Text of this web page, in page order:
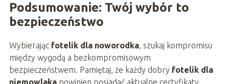
Podsumowanie: Twój wybór to
bezpieczeństwo
Wybierając fotelik dla noworodka, szukaj kompromisu
między wygodą a bezkompromisowym
bezpieczeństwem. Pamiętaj, że każdy dobry fotelik dla